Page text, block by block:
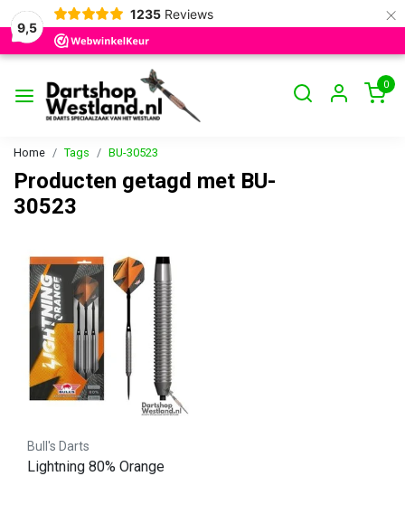
9,5
1235 Reviews ×
0
Home Tags BU-30523
Producten getagd met BU-
30523
Bull's Darts
Lightning 80% Orange